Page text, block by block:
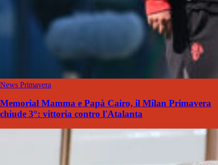
News Primavera
Memorial Mamma e Papà Cairo, il Milan Primavera
chiude 3°: vittoria contro l'Atalanta